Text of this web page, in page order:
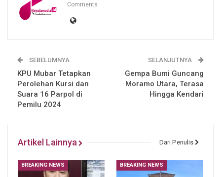
Comments
SEBELUMNYA
KPU Mubar Tetapkan
Perolehan Kursi dan
Suara 16 Parpol di
Pemilu 2024
SELANJUTNYA
Gempa Bumi Guncang
Moramo Utara, Terasa
Hingga Kendari
Artikel Lainnya Dari Penulis
BREAKING NEWS BREAKING NEWS